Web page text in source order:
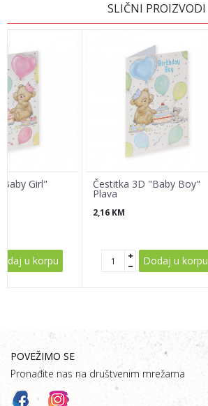
Poruka
SLIČNI PROIZVODI
Girl"
u korpu
Čestitka 3D "Baby Boy"
Plava
2,16 KM
Dodaj u korpu
POVEŽIMO SE
Pronađite nas na društvenim mrežama